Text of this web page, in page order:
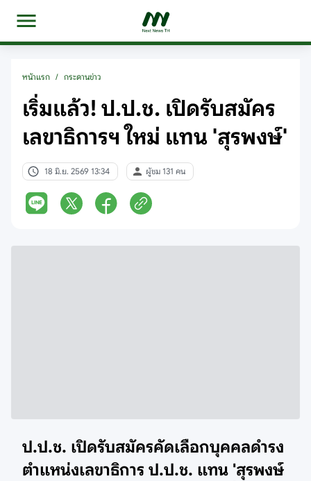
หน้าแรก / กระดานข่าว
เริ่มแล้ว! ป.ป.ช. เปิดรับสมัคร
เลขาธิการฯ ใหม่ แทน 'สุรพงษ์'
18 มิ.ย. 2569 13:34 ผู้ชม 131 คน
ป.ป.ช. เปิดรับสมัครคัดเลือกบุคคลดำรง
ตำแหน่งเลขาธิการ ป.ป.ช. แทน 'สุรพงษ์